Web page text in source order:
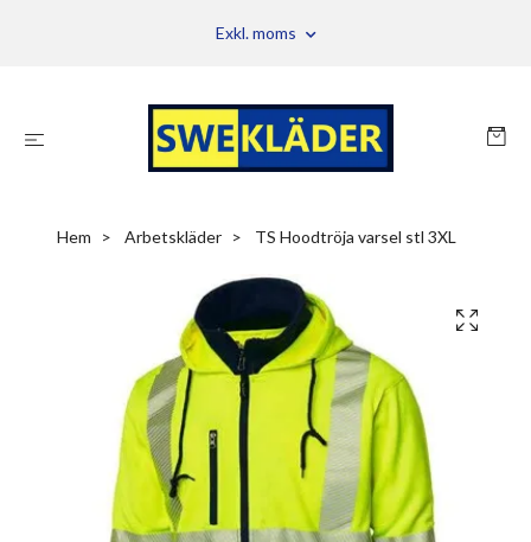
Exkl. moms
Hem Arbetskläder TS Hoodtröja varsel stl 3XL